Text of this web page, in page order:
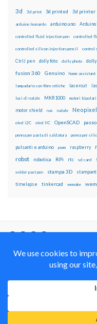
3d 3d print 3d printed 3d printer
arduino leonardo arduino uno Arduino
controlled fluid injection pen controlled
controlled silicon injection pencil control
CtrlJ pen dolly foto dolly photo
fusion 360 Genuino home assistant
lampadario con fibre ottiche lasercut
luci di natale MKR1000 motori bipolari
motor shield nas natale Neopixel
oled i2C oled IIC OpenSCAD
penna per pasta di saldatura penna per
pulsanti e arduino pwm raspberry
robot robotica RPi rtc sd card
solder past pen stampa 3D
timelapse tinkercad wemake
Alike 4.0 International
© 2012-2018 Mauro Alfieri